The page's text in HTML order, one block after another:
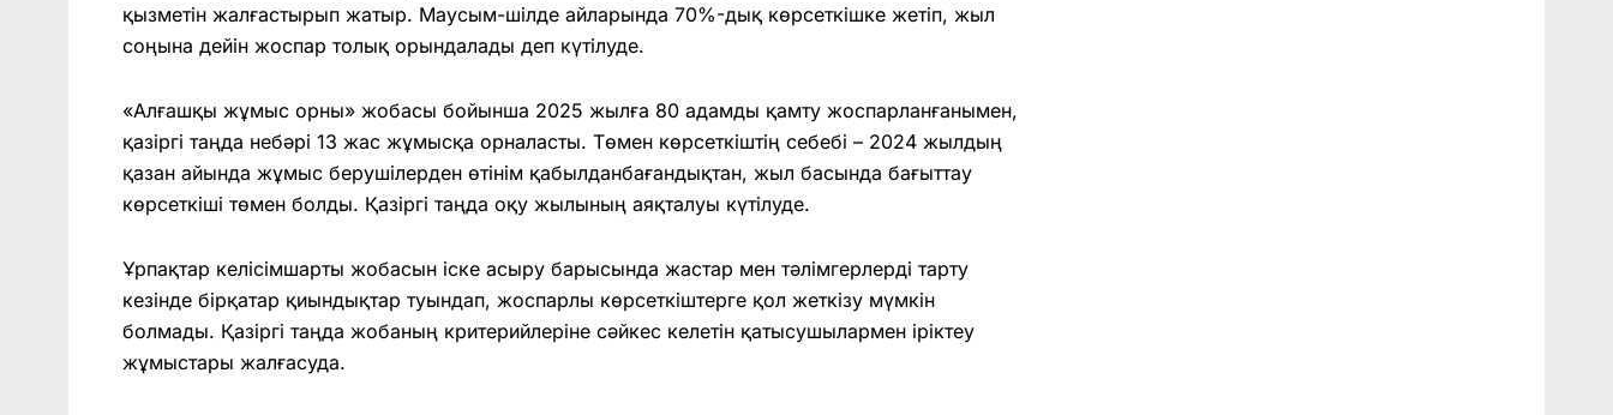
қызметін жалғастырып жатыр. Маусым-шілде айларында 70%-дық көрсеткішке жетіп, жыл
соңына дейін жоспар толық орындалады деп күтілуде.
«Алғашқы жұмыс орны» жобасы бойынша 2025 жылға 80 адамды қамту жоспарланғанымен,
қазіргі таңда небәрі 13 жас жұмысқа орналасты. Төмен көрсеткіштің себебі – 2024 жылдың
қазан айында жұмыс берушілерден өтінім қабылданбағандықтан, жыл басында бағыттау
көрсеткіші төмен болды. Қазіргі таңда оқу жылының аяқталуы күтілуде.
Ұрпақтар келісімшарты жобасын іске асыру барысында жастар мен тәлімгерлерді тарту
кезінде бірқатар қиындықтар туындап, жоспарлы көрсеткіштерге қол жеткізу мүмкін
болмады. Қазіргі таңда жобаның критерийлеріне сәйкес келетін қатысушылармен іріктеу
жұмыстары жалғасуда.